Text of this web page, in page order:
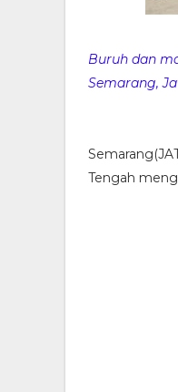
Buruh dan
Semarang,
Tengah